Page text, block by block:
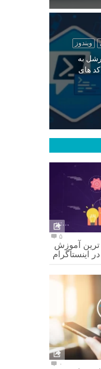
ویندوز
به
های
۵
ترین آموزش
اینستاگرام
۰